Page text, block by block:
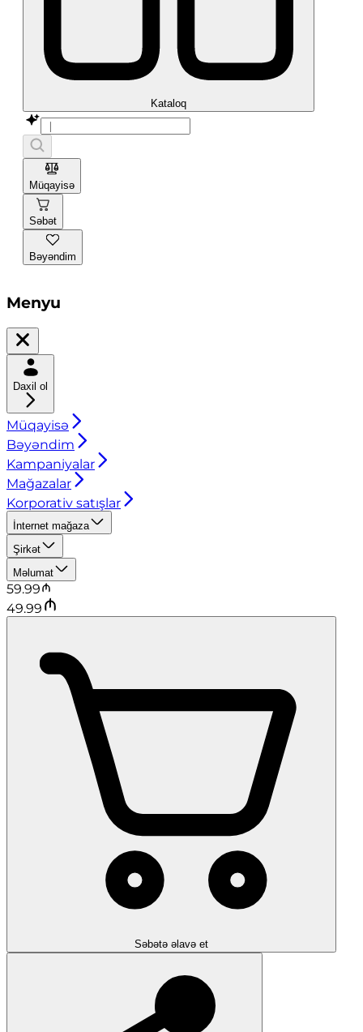
Kataloq
Müqayisə
Səbət
Bəyəndim
Menyu
Daxil ol
Müqayisə
Bəyəndim
Kampaniyalar
Mağazalar
Korporativ satışlar
İnternet mağaza
Şirkət
Məlumat
59.99
49.99
Səbətə əlavə et